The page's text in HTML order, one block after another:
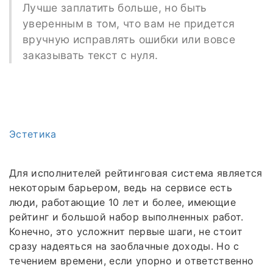
Лучше заплатить больше, но быть
уверенным в том, что вам не придется
вручную исправлять ошибки или вовсе
заказывать текст с нуля.
Эстетика
Для исполнителей рейтинговая система является
некоторым барьером, ведь на сервисе есть
люди, работающие 10 лет и более, имеющие
рейтинг и большой набор выполненных работ.
Конечно, это усложнит первые шаги, не стоит
сразу надеяться на заоблачные доходы. Но с
течением времени, если упорно и ответственно